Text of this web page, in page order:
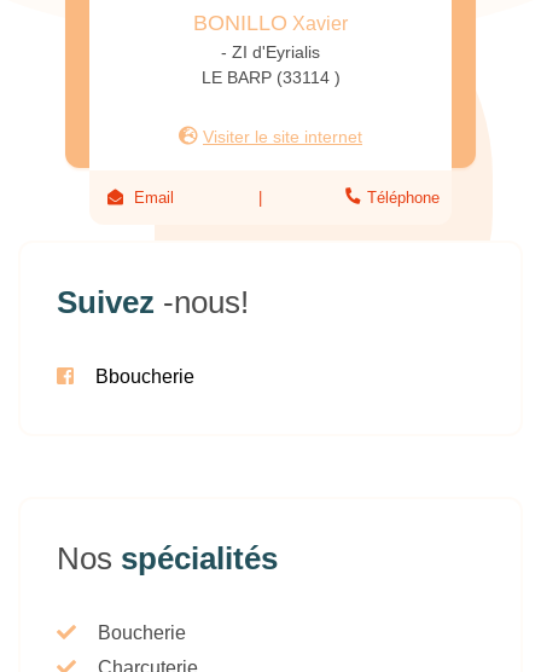
BONILLO Xavier
- ZI d'Eyrialis
LE BARP (33114 )
Visiter le site internet
Email Téléphone
Suivez -nous!
Bboucherie
Nos spécialités
Boucherie
Charcuterie